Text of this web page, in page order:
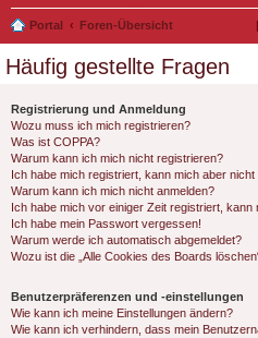
Portal Foren-Übersicht |
Häufig gestellte Fragen
Registrierung und Anmeldung
Wozu muss ich mich registrieren?
Was ist COPPA?
Warum kann ich mich nicht registrieren?
Ich habe mich registriert, kann mich aber nicht
Warum kann ich mich nicht anmelden?
Ich habe mich vor einiger Zeit registriert, kann
Ich habe mein Passwort vergessen!
Warum werde ich automatisch abgemeldet?
Wozu ist die „Alle Cookies des Boards
Benutzerpräferenzen und -einstellungen
Wie kann ich meine Einstellungen ändern?
Wie kann ich verhindern, dass mein